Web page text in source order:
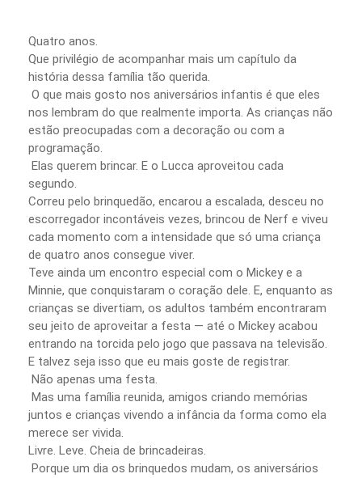
Quatro anos.
Que privilégio de acompanhar mais um capítulo da
história dessa família tão querida.
O que mais gosto nos aniversários infantis é que eles
nos lembram do que realmente importa. As crianças não
estão preocupadas com a decoração ou com a
programação.
Elas querem brincar. E o Lucca aproveitou cada
segundo.
Correu pelo brinquedão, encarou a escalada, desceu no
escorregador incontáveis vezes, brincou de Nerf e viveu
cada momento com a intensidade que só uma criança
de quatro anos consegue viver.
Teve ainda um encontro especial com o Mickey e a
Minnie, que conquistaram o coração dele. E, enquanto as
crianças se divertiam, os adultos também encontraram
seu jeito de aproveitar a festa — até o Mickey acabou
entrando na torcida pelo jogo que passava na televisão.
E talvez seja isso que eu mais goste de registrar.
Não apenas uma festa.
Mas uma família reunida, amigos criando memórias
juntos e crianças vivendo a infância da forma como ela
merece ser vivida.
Livre. Leve. Cheia de brincadeiras.
Porque um dia os brinquedos mudam, os aniversários